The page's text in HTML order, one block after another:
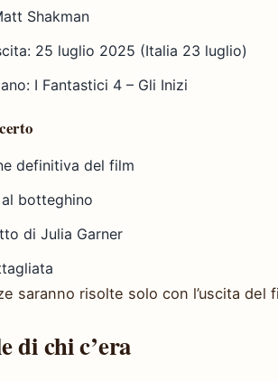
Shakman
25 luglio 2025 (Italia 23 luglio)
I Fantastici 4 – Gli Inizi
definitiva del film
botteghino
di Julia Garner
saranno risolte solo con l’uscita del
di chi c’era